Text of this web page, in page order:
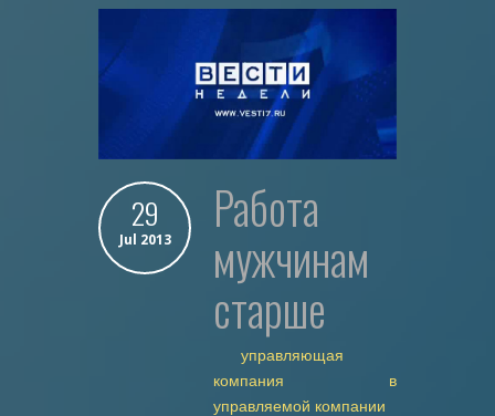
29
Jul 2013 работа
мужчинам
старше
управляющая
компания в
управляемой компании